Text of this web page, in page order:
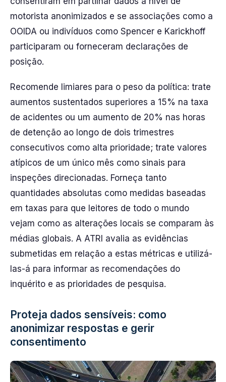
motorista anonimizados e se associações como a
OOIDA ou indivíduos como Spencer e Karickhoff
participaram ou forneceram declarações de
posição.
Recomende limiares para o peso da política: trate
aumentos sustentados superiores a 15% na taxa
de acidentes ou um aumento de 20% nas horas
de detenção ao longo de dois trimestres
consecutivos como alta prioridade; trate valores
atípicos de um único mês como sinais para
inspeções direcionadas. Forneça tanto
quantidades absolutas como medidas baseadas
em taxas para que leitores de todo o mundo
vejam como as alterações locais se comparam às
médias globais. A ATRI avalia as evidências
submetidas em relação a estas métricas e utilizá-
las-á para informar as recomendações do
inquérito e as prioridades de pesquisa.
Proteja dados sensíveis: como
anonimizar respostas e gerir
consentimento